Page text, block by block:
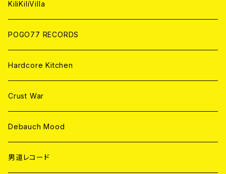
KiliKiliVilla
POGO77 RECORDS
Hardcore Kitchen
Crust War
Debauch Mood
男道レコード